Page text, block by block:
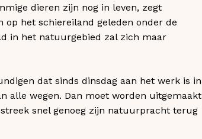
dieren zijn nog in leven, zegt
op het schiereiland geleden onder de
in het natuurgebied zal zich maar
dat sinds dinsdag aan het werk is in
alle wegen. Dan moet worden uitgemaakt
snel genoeg zijn natuurpracht terug